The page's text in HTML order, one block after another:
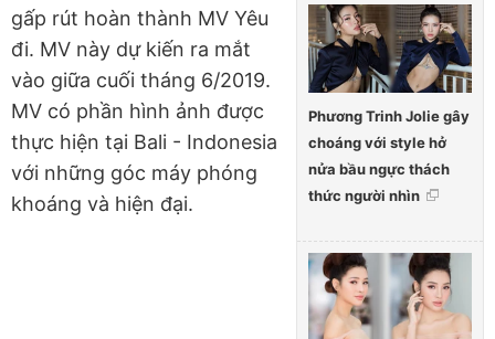
Phương Trinh Jolie gây
choáng với style hở
nửa bầu ngực thách
thức người nhìn
gấp rút hoàn thành MV Yêu
đi. MV này dự kiến ra mắt
vào giữa cuối tháng 6/2019.
MV có phần hình ảnh được
thực hiện tại Bali - Indonesia
với những góc máy phóng
khoáng và hiện đại.